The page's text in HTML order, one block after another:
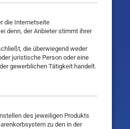
die Internetseite
denn, der Anbieter stimmt ihrer
die überwiegend weder
juristische Person oder eine
gewerblichen Tätigkeit handelt.
des jeweiligen Produkts
zu den in der